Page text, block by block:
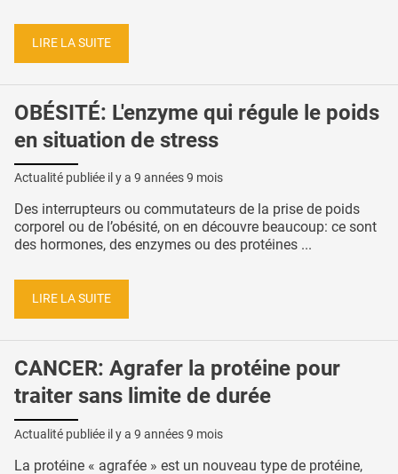
LIRE LA SUITE
OBÉSITÉ: L'enzyme qui régule le poids
en situation de stress
Actualité publiée il y a 9 années 9 mois
Des interrupteurs ou commutateurs de la prise de poids
corporel ou de l’obésité, on en découvre beaucoup: ce sont
des hormones, des enzymes ou des protéines ...
LIRE LA SUITE
CANCER: Agrafer la protéine pour
traiter sans limite de durée
Actualité publiée il y a 9 années 9 mois
La protéine « agrafée » est un nouveau type de protéine,